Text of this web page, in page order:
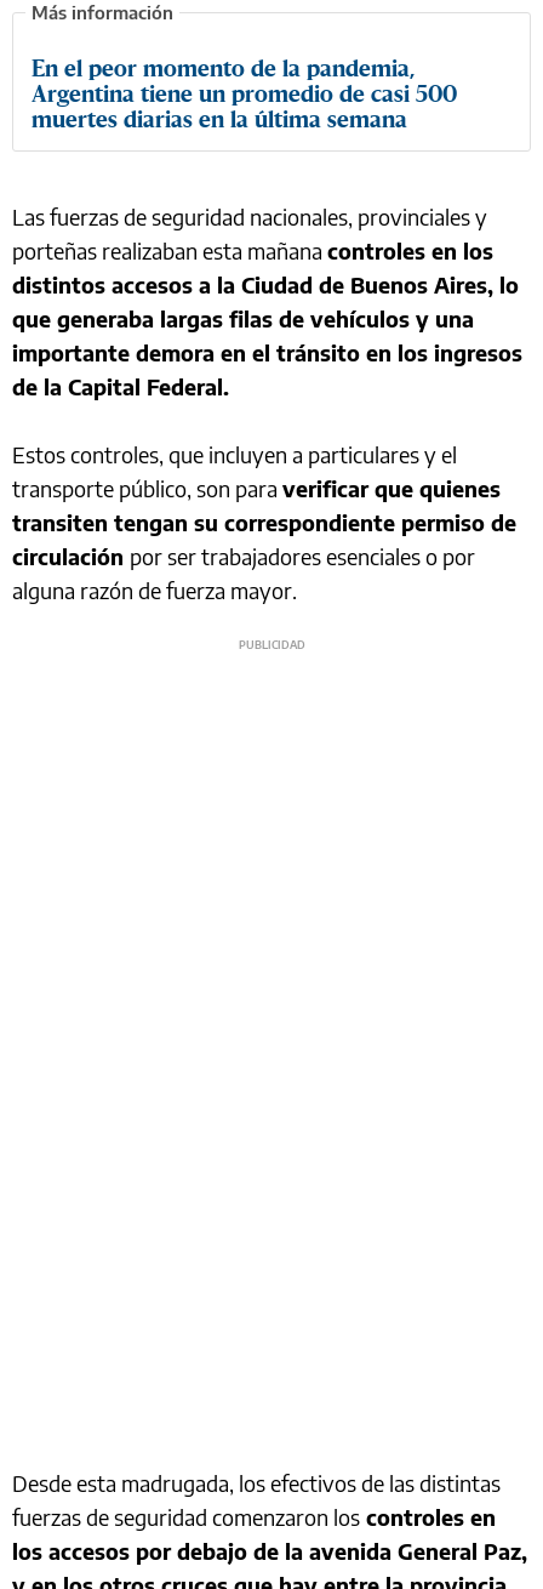
En el peor momento de la pandemia,
Argentina tiene un promedio de casi 500
muertes diarias en la última semana
Las fuerzas de seguridad nacionales, provinciales y
porteñas realizaban esta mañana controles en los
distintos accesos a la Ciudad de Buenos Aires, lo
que generaba largas filas de vehículos y una
importante demora en el tránsito en los ingresos
de la Capital Federal.
Estos controles, que incluyen a particulares y el
transporte público, son para verificar que quienes
transiten tengan su correspondiente permiso de
circulación por ser trabajadores esenciales o por
alguna razón de fuerza mayor.
Desde esta madrugada, los efectivos de las distintas
fuerzas de seguridad comenzaron los controles en
los accesos por debajo de la avenida General Paz,